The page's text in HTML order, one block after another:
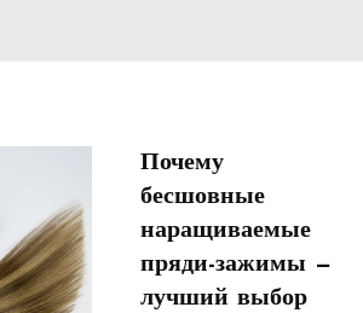
Почему
бесшовные
наращиваемые
пряди-зажимы —
лучший выбор